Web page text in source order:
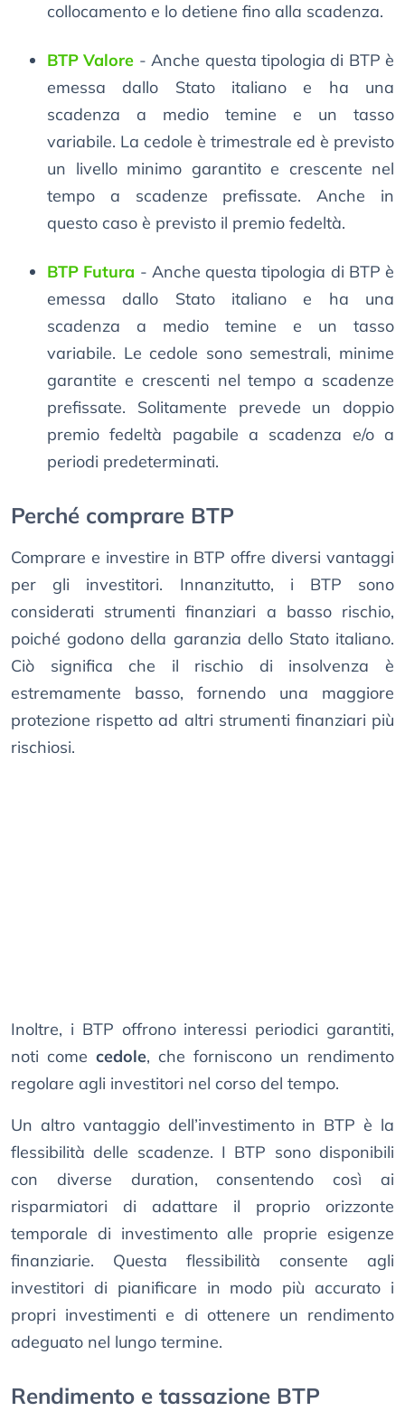
collocamento e lo detiene fino alla scadenza.
BTP Valore - Anche questa tipologia di BTP è
emessa dallo Stato italiano e ha una
scadenza a medio temine e un tasso
variabile. La cedole è trimestrale ed è previsto
un livello minimo garantito e crescente nel
tempo a scadenze prefissate. Anche in
questo caso è previsto il premio fedeltà.
BTP Futura - Anche questa tipologia di BTP è
emessa dallo Stato italiano e ha una
scadenza a medio temine e un tasso
variabile. Le cedole sono semestrali, minime
garantite e crescenti nel tempo a scadenze
prefissate. Solitamente prevede un doppio
premio fedeltà pagabile a scadenza e/o a
periodi predeterminati.
Perché comprare BTP
Comprare e investire in BTP offre diversi vantaggi
per gli investitori. Innanzitutto, i BTP sono
considerati strumenti finanziari a basso rischio,
poiché godono della garanzia dello Stato italiano.
Ciò significa che il rischio di insolvenza è
estremamente basso, fornendo una maggiore
protezione rispetto ad altri strumenti finanziari più
rischiosi.
Inoltre, i BTP offrono interessi periodici garantiti,
noti come cedole, che forniscono un rendimento
regolare agli investitori nel corso del tempo.
Un altro vantaggio dell’investimento in BTP è la
flessibilità delle scadenze. I BTP sono disponibili
con diverse duration, consentendo così ai
risparmiatori di adattare il proprio orizzonte
temporale di investimento alle proprie esigenze
finanziarie. Questa flessibilità consente agli
investitori di pianificare in modo più accurato i
propri investimenti e di ottenere un rendimento
adeguato nel lungo termine.
Rendimento e tassazione BTP